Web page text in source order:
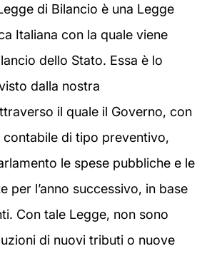
di Bilancio è una Legge
Italiana con la quale viene
dello Stato. Essa è lo
dalla nostra
il quale il Governo, con
contabile di tipo preventivo,
le spese pubbliche e le
per l’anno successivo, in base
Con tale Legge, non sono
di nuovi tributi o nuove